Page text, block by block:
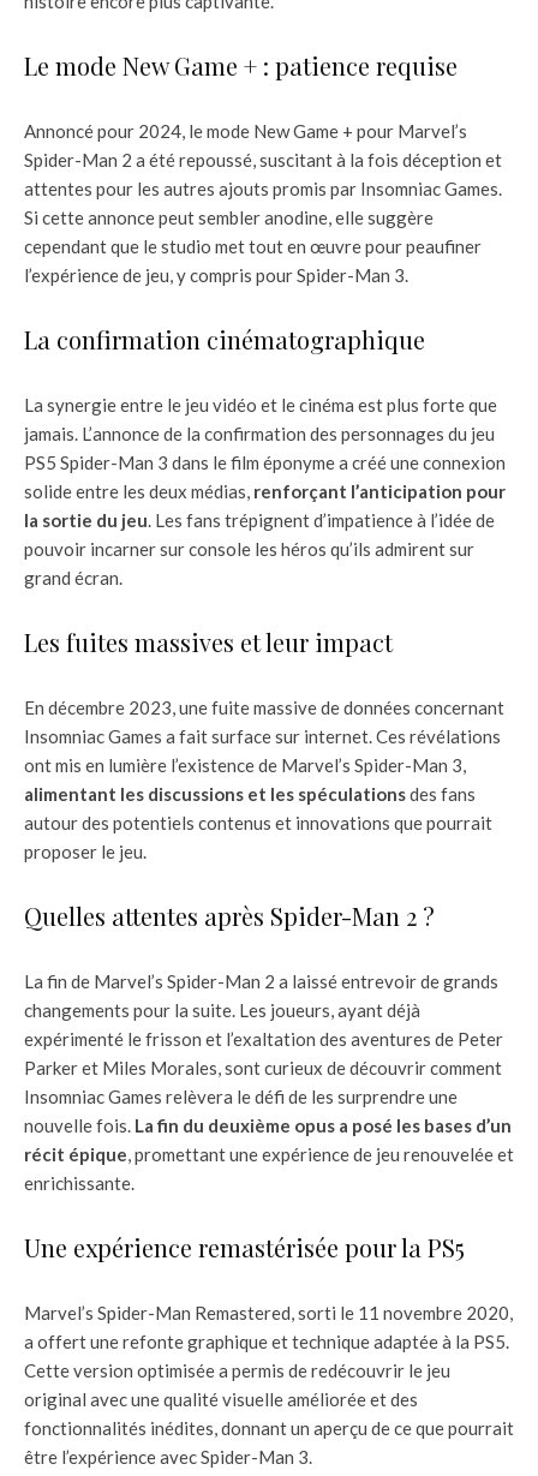
Le mode New Game + : patience requise
Annoncé pour 2024, le mode New Game + pour Marvel’s
Spider-Man 2 a été repoussé, suscitant à la fois déception et
attentes pour les autres ajouts promis par Insomniac Games.
Si cette annonce peut sembler anodine, elle suggère
cependant que le studio met tout en œuvre pour peaufiner
l’expérience de jeu, y compris pour Spider-Man 3.
La confirmation cinématographique
La synergie entre le jeu vidéo et le cinéma est plus forte que
jamais. L’annonce de la confirmation des personnages du jeu
PS5 Spider-Man 3 dans le film éponyme a créé une connexion
solide entre les deux médias, renforçant l’anticipation pour
la sortie du jeu. Les fans trépignent d’impatience à l’idée de
pouvoir incarner sur console les héros qu’ils admirent sur
grand écran.
Les fuites massives et leur impact
En décembre 2023, une fuite massive de données concernant
Insomniac Games a fait surface sur internet. Ces révélations
ont mis en lumière l’existence de Marvel’s Spider-Man 3,
alimentant les discussions et les spéculationsdes fans
autour des potentiels contenus et innovations que pourrait
proposer le jeu.
Quelles attentes après Spider-Man 2 ?
La fin de Marvel’s Spider-Man 2 a laissé entrevoir de grands
changements pour la suite. Les joueurs, ayant déjà
expérimenté le frisson et l’exaltation des aventures de Peter
Parker et Miles Morales, sont curieux de découvrir comment
Insomniac Games relèvera le défi de les surprendre une
nouvelle fois. La fin du deuxième opus a posé les bases d’un
récit épique, promettant une expérience de jeu renouvelée et
enrichissante.
Une expérience remastérisée pour la PS5
Marvel’s Spider-Man Remastered, sorti le 11 novembre 2020,
a offert une refonte graphique et technique adaptée à la PS5.
Cette version optimisée a permis de redécouvrir le jeu
original avec une qualité visuelle améliorée et des
fonctionnalités inédites, donnant un aperçu de ce que pourrait
être l’expérience avec Spider-Man 3.